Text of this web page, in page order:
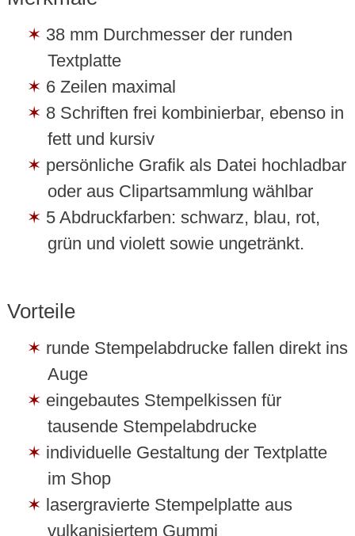
38 mm Durchmesser der runden
Textplatte
6 Zeilen maximal
8 Schriften frei kombinierbar, ebenso in
fett und kursiv
persönliche Grafik als Datei hochladbar
oder aus Clipartsammlung wählbar
5 Abdruckfarben: schwarz, blau, rot,
grün und violett sowie ungetränkt.
Vorteile
runde Stempelabdrucke fallen direkt ins
Auge
eingebautes Stempelkissen für
tausende Stempelabdrucke
individuelle Gestaltung der Textplatte
im Shop
lasergravierte Stempelplatte aus
vulkanisiertem Gummi